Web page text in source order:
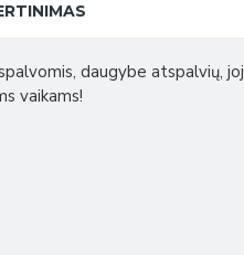
daugybe atspalvių,
vaikams!